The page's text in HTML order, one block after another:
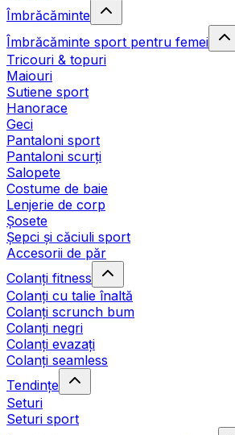
Îmbrăcăminte
Îmbrăcăminte sport pentru femei
Tricouri & topuri
Maiouri
Sutiene sport
Hanorace
Geci
Pantaloni sport
Pantaloni scurți
Salopete
Costume de baie
Lenjerie de corp
Șosete
Șepci și căciuli sport
Accesorii de păr
Colanți fitness
Colanți cu talie înaltă
Colanți scrunch bum
Colanți negri
Colanți evazați
Colanți seamless
Tendințe
Seturi
Seturi sport